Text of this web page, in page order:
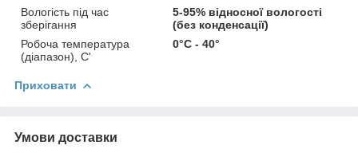
Вологість під час
зберігання
5-95% відносної вологості
(без конденсації)
Робоча температура
(діапазон), С'
0°C - 40°
Приховати
Умови доставки